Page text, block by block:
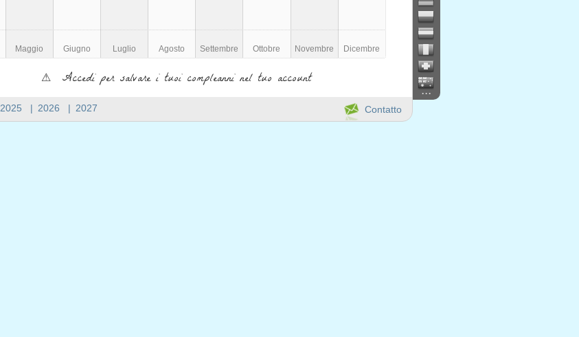
2025 | 2026 | 2027
...
Contatto
Maggio Giugno Luglio Agosto Settembre Ottobre Novembre Dicembre
⚠ Accedi per salvare i tuoi compleanni nel tuo account